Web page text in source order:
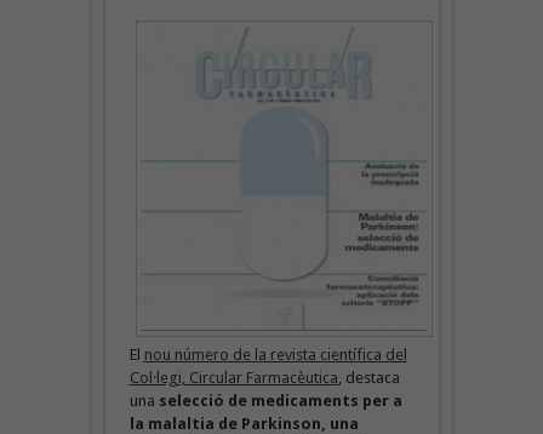
El nou número de la revista científica del
Col·legi, Circular Farmacèutica , destaca
una selecció de medicaments per a
la malaltia de Parkinson, una